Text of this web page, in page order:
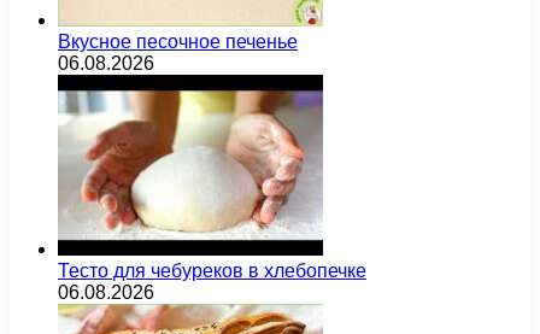
Вкусное песочное печенье
06.08.2026
Тесто для чебуреков в хлебопечке
06.08.2026